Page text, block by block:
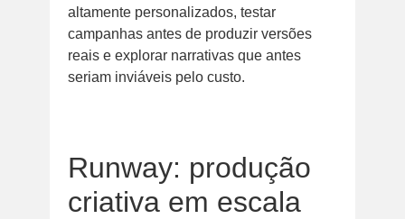
altamente personalizados, testar
campanhas antes de produzir versões
reais e explorar narrativas que antes
seriam inviáveis pelo custo.
Runway: produção
criativa em escala